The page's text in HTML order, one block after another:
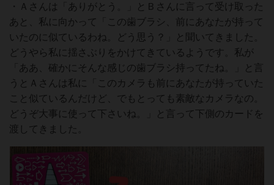
・Ａさんは「ありがとう。」とＢさんに言って受け取った
あと、私に向かって「この歯ブラシ、前にあなたが持って
いたのに似ているわね。どう思う？」と聞いてきました。
どうやら私に揺さぶりをかけてきているようです。私が
「ああ、確かにそんな感じの歯ブラシ持ってたね。」と言
うとＡさんは私に「このカメラも前にあなたが持っていた
こと似ているんだけど、でもとっても素敵なカメラなの。
どうぞ大事に使って下さいね。」と言って下側のカードを
渡してきました。